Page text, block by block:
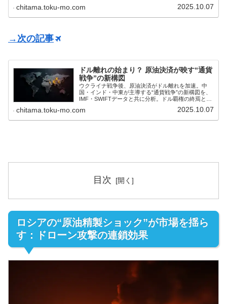
chitama.toku-mo.com 2025.10.07
→次の記事
ドル離れの始まり？ 原油決済が映す“通貨
戦争”の新構図
ウクライナ戦争後、原油決済がドル離れを加速。中
国・インド・中東が主導する“通貨戦争”の新構図を、
IMF・SWIFTデータと共に分析。ドル覇権の終焉と多
chitama.toku-mo.com 2025.10.07
目次
ロシアの“原油精製ショック”が市場を揺ら
す：ドローン攻撃の連鎖効果